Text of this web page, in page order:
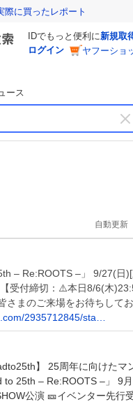
に買ったレポート
IDでもっと便利に新規取
ログイン
ヤフーショ
ース
キ
自動更新
– Re:ROOTS –」 9/27(日
受付締切：⚠️本日8/6(木
さまのご来場をお待ちして
2935712845/sta…
年に向けたマンスリーライブ
to 25th – Re:ROOTS –」 9
ベンター先行受付スタート！